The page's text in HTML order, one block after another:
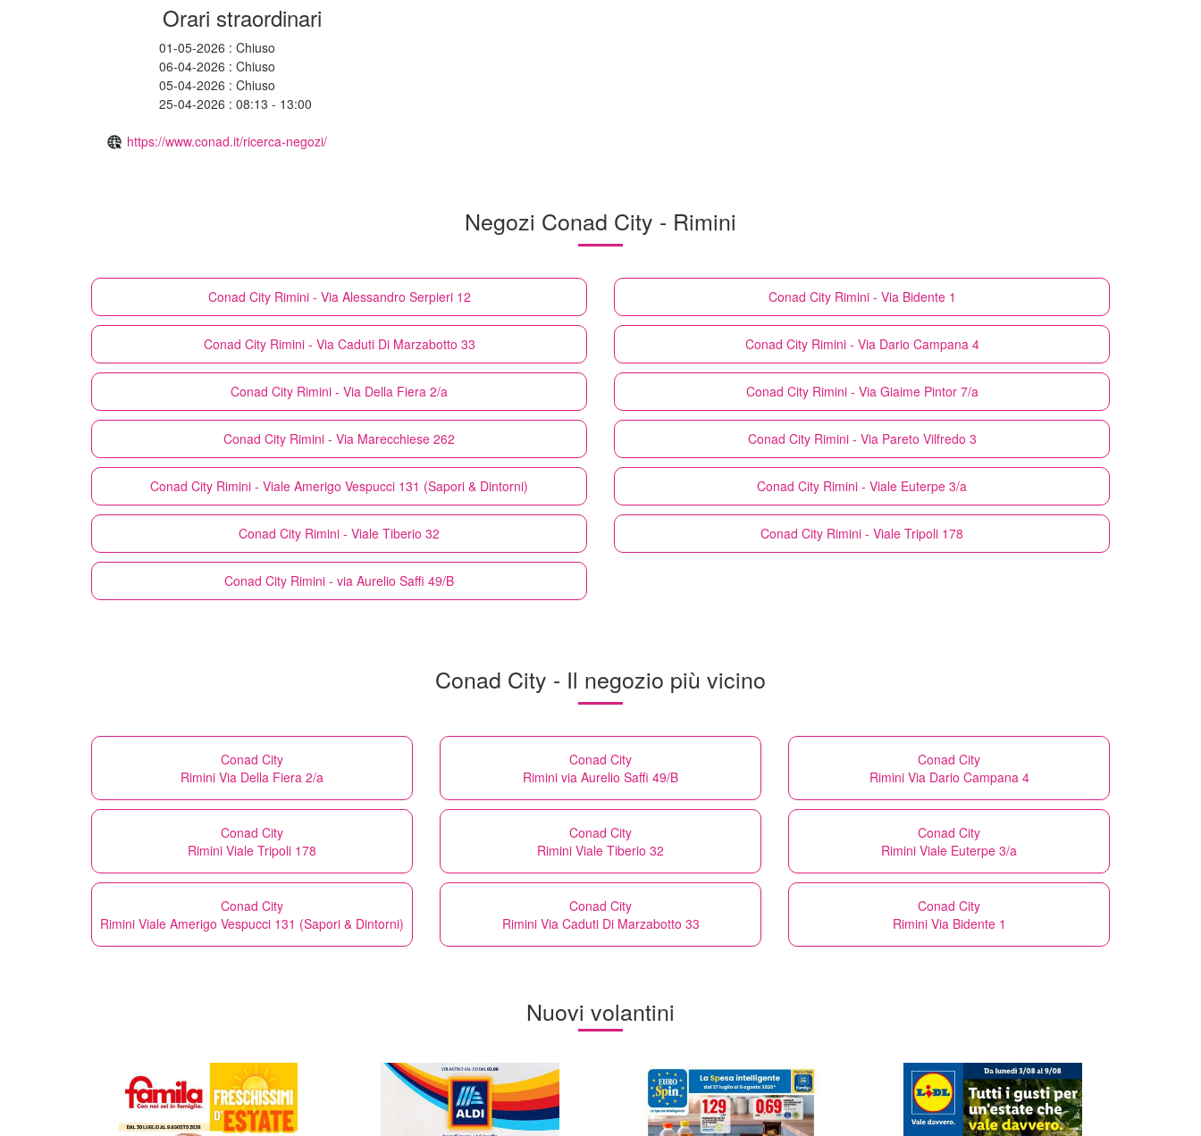
Orari straordinari
01-05-2026 : Chiuso
06-04-2026 : Chiuso
05-04-2026 : Chiuso
25-04-2026 : 08:13 - 13:00
https://www.conad.it/ricerca-negozi/
Negozi Conad City - Rimini
Conad City Rimini - Via Alessandro Serpieri 12 Conad City Rimini - Via Bidente 1
Conad City Rimini - Via Caduti Di Marzabotto 33 Conad City Rimini - Via Dario Campana 4
Conad City Rimini - Via Della Fiera 2/a Conad City Rimini - Via Giaime Pintor 7/a
Conad City Rimini - Via Marecchiese 262 Conad City Rimini - Via Pareto Vilfredo 3
Conad City Rimini - Viale Amerigo Vespucci 131 (Sapori & Dintorni) Conad City Rimini - Viale Euterpe 3/a
Conad City Rimini - Viale Tiberio 32 Conad City Rimini - Viale Tripoli 178
Conad City Rimini - via Aurelio Saffi 49/B
Conad City - Il negozio più vicino
Conad City
Rimini Via Della Fiera 2/a
Conad City
Rimini via Aurelio Saffi 49/B
Conad City
Rimini Via Dario Campana 4
Conad City
Rimini Viale Tripoli 178
Conad City
Rimini Viale Tiberio 32
Conad City
Rimini Viale Euterpe 3/a
Conad City
Rimini Viale Amerigo Vespucci 131 (Sapori & Dintorni)
Conad City
Rimini Via Caduti Di Marzabotto 33
Conad City
Rimini Via Bidente 1
Nuovi volantini